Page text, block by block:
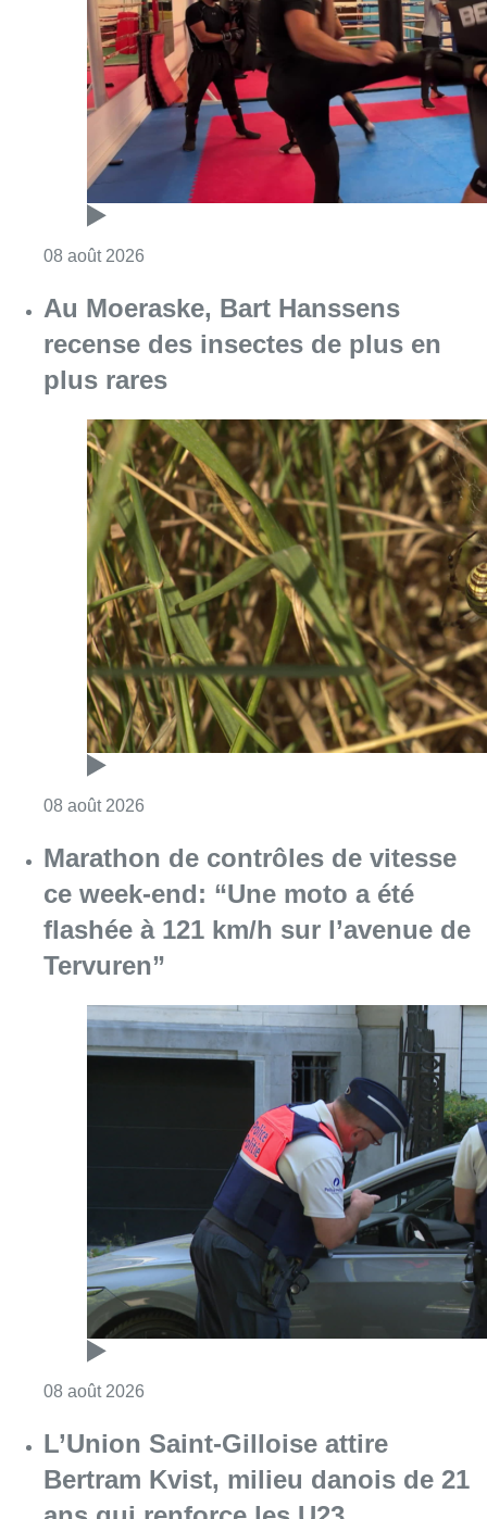
Au Moeraske, Bart Hanssens
recense des insectes de plus en
plus rares
08 août 2026Consulter l'article "Au Moeraske, Bart
Marathon de contrôles de vitesse
ce week-end: “Une moto a été
flashée à 121 km/h sur l’avenue de
Tervuren”
Consulter l'article "Marathon de contrôles
L’Union Saint-Gilloise attire
Bertram Kvist, milieu danois de 21
ans qui renforce les U23